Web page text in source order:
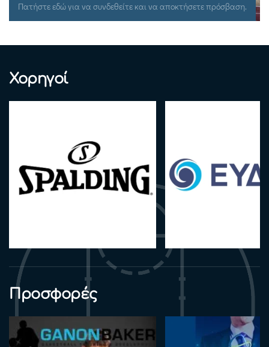
Πατήστε εδώ για να συνδεθείτε και να αποκτήσετε πρόσβαση.
Χορηγοί
Προσφορές